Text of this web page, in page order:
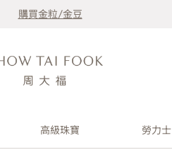
購買金粒/金豆
高級珠寶 勞力士